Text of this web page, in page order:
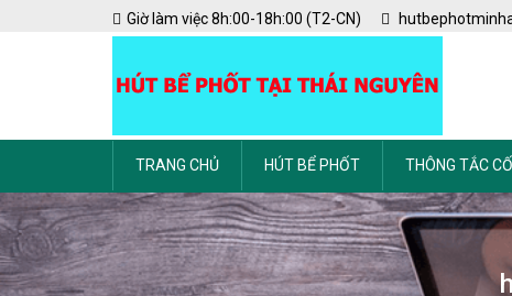
Giờ làm việc 8h:00-18h:00 (T2-CN)
TRANG CHỦ HÚT BỂ PHỐT THÔNG TẮC